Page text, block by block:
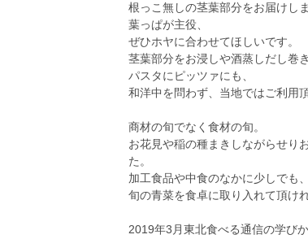
根っこ無しの茎葉部分をお届けしま
葉っぱが主役、
ぜひホヤに合わせてほしいです。
茎葉部分をお浸しや酒蒸しだし巻き
パスタにピッツァにも、
和洋中を問わず、当地ではご利用
商材の旬でなく食材の旬。
お花見や稲の種まきしながらせり
た。
加工食品や中食のなかに少しでも、
旬の青菜を食卓に取り入れて頂け
2019年3月東北食べる通信の学びか